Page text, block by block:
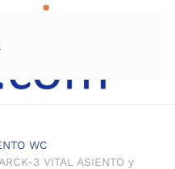
WC
3 VITAL ASIENTO y